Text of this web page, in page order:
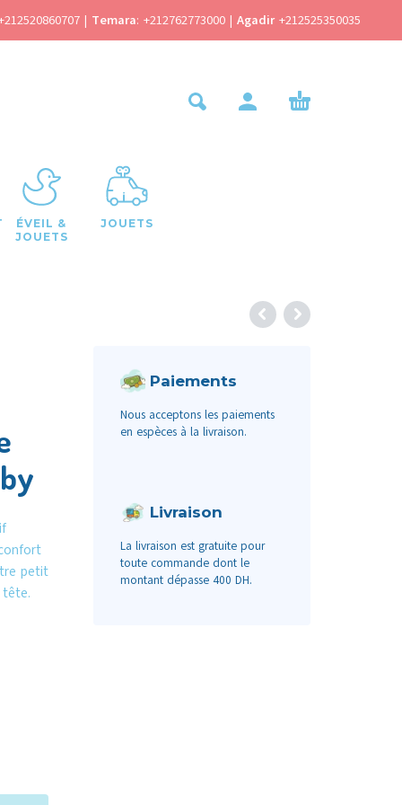
| Temara: +212762773000 | Agadir +212525350035
ÉVEIL &
JOUETS
JOUETS
petit
tête.
Paiements
Nous acceptons les paiements
en espèces à la livraison.
Livraison
La livraison est gratuite pour
toute commande dont le
montant dépasse 400 DH.